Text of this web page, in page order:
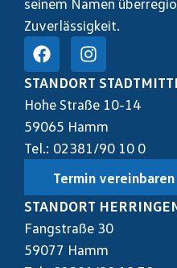
Zuverlässigkeit.
STANDORT
Hohe Straße 10-14
59065 Hamm
Tel.: 02381/90 10 0
Termin vereinbaren
STANDORT
Fangstraße 30
59077 Hamm